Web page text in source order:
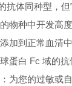
抗体同种型，
物种中开发高
加到正常血清
蛋白 Fc 域的抗
为您的过敏或